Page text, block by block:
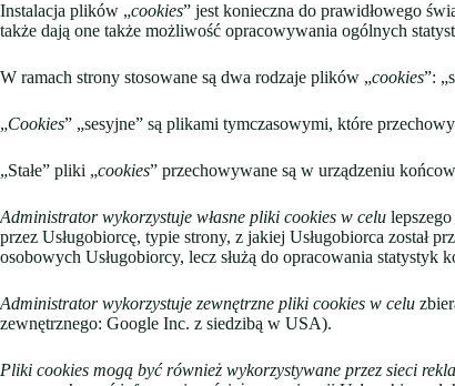
Instalacja plików „cookies” jest konieczna do prawidłowego
także dają one także możliwość opracowywania ogólnych
W ramach strony stosowane są dwa rodzaje plików „cookies”:
„Cookies” „sesyjne” są plikami tymczasowymi, które
„Stałe” pliki „cookies” przechowywane są w urządzeniu
Administrator wykorzystuje własne pliki cookies w celu
przez Usługobiorcę, typie strony, z jakiej Usługobiorca został
osobowych Usługobiorcy, lecz służą do opracowania statystyk
Administrator wykorzystuje zewnętrzne pliki cookies w celu
zewnętrznego: Google Inc. z siedzibą w USA).
Pliki cookies mogą być również wykorzystywane przez sieci